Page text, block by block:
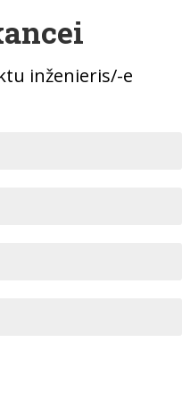
inženieris/-e